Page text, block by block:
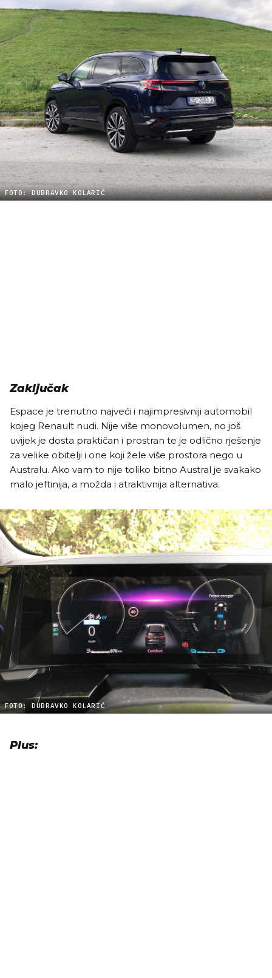
FOTO: DUBRAVKO KOLARIĆ
Zaključak
Espace je trenutno najveći i najimpresivniji automobil
kojeg Renault nudi. Nije više monovolumen, no još
uvijek je dosta praktičan i prostran te je odlično rješenje
za velike obitelji i one koji žele više prostora nego u
Australu. Ako vam to nije toliko bitno Austral je svakako
malo jeftinija, a možda i atraktivnija alternativa.
FOTO: DUBRAVKO KOLARIĆ
Plus: